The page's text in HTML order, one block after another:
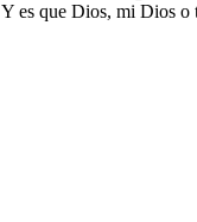
es que Dios, mi Dios